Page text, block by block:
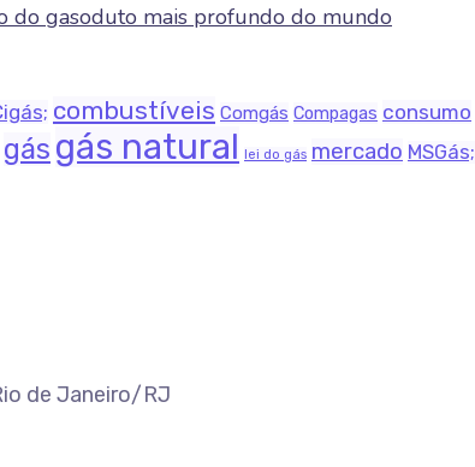
do gasoduto mais profundo do mundo
combustíveis Comgás Compagas consumo
gás gás natural lei do gás mercado MSGás;
de Janeiro/RJ